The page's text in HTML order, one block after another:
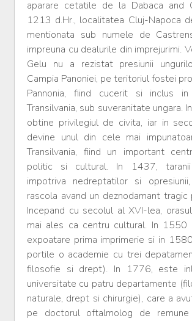
aparare cetatile de la Dabaca and
1213 d.Hr., localitatea Cluj-Napoca
mentionata sub numele de
impreuna cu dealurile din imprejurimi.
Gelu nu a rezistat presiunii
Campia Panoniei, pe teritoriul fostei
Pannonia, fiind cucerit si inclus in
Transilvania, sub suveranitate ungara.
obtine privilegiul de civita, iar in
devine unul din cele mai
Transilvania, fiind un important
politic si cultural. In 1437,
impotriva nedreptatilor si
rascola avand un deznodamant tragic
Incepand cu secolul al XVI-lea,
mai ales ca centru cultural. In 1550
expoatare prima imprimerie si in
portile o academie cu trei
filosofie si drept). In 1776, este
universitate cu patru departamente
naturale, drept si chirurgie), care a
pe doctorul oftalmolog de remune